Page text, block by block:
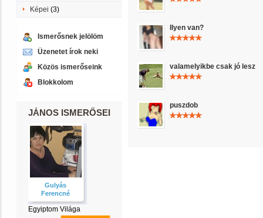
Képei (3)
Ismerősnek jelölöm
Üzenetet írok neki
Közös ismerőseink
Blokkolom
JÁNOS ISMERŐSEI
Gulyás
Ferencné
Egyiptom Világa
Ilyen van?
valamelyikbe csak jó lesz
puszdob